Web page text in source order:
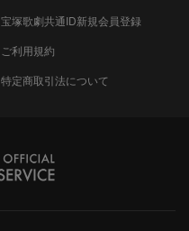
宝塚歌劇共通ID新規会員登録
ご利用規約
特定商取引法について